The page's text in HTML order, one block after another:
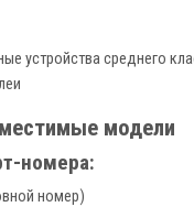
устройства среднего
модели
номера:
номер)